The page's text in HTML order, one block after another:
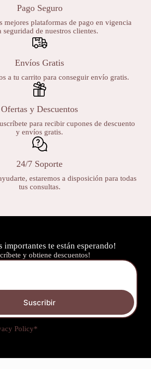
Pago Seguro
mejores plataformas de pago en vigencia
seguridad de nuestros clientes.
Envíos Gratis
a tu carrito para conseguir envío gratis.
Ofertas y Descuentos
para recibir cupones de descuento
y envíos gratis.
24/7 Soporte
estaremos a disposición para todas
tus consultas.
importantes te están esperando!
y obtiene descuentos!
Suscribir
Policy*